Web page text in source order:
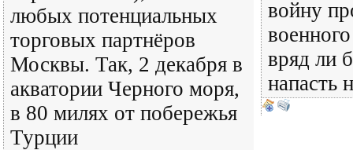
любых потенциальных
торговых партнёров
Москвы. Так, 2 декабря в
акватории Черного моря,
в 80 милях от побережья
Турции
войну
вряд ли
напасть